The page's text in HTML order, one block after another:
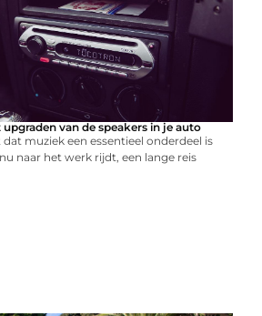
van de speakers in je auto
muziek een essentieel onderdeel is
naar het werk rijdt, een lange reis